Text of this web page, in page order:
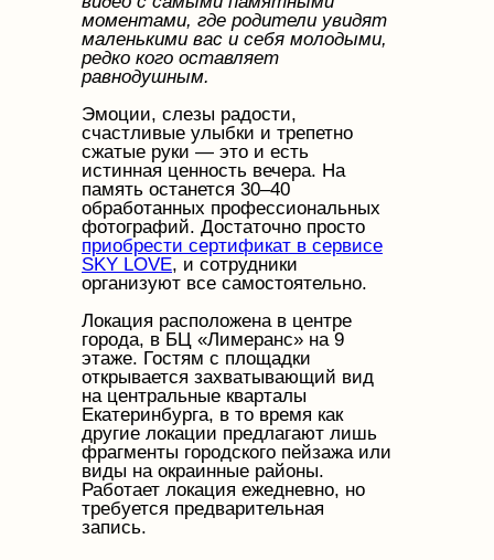
моментами, где родители увидят
маленькими вас и себя молодыми,
редко кого оставляет
равнодушным.
Эмоции, слезы радости,
счастливые улыбки и трепетно
сжатые руки — это и есть
истинная ценность вечера. На
память останется 30–40
обработанных профессиональных
фотографий. Достаточно просто
приобрести сертификат в сервисе
SKY LOVE, и сотрудники
организуют все самостоятельно.
Локация расположена в центре
города, в БЦ «Лимеранс» на 9
этаже. Гостям с площадки
открывается захватывающий вид
на центральные кварталы
Екатеринбурга, в то время как
другие локации предлагают лишь
фрагменты городского пейзажа или
виды на окраинные районы.
Работает локация ежедневно, но
требуется предварительная
запись.